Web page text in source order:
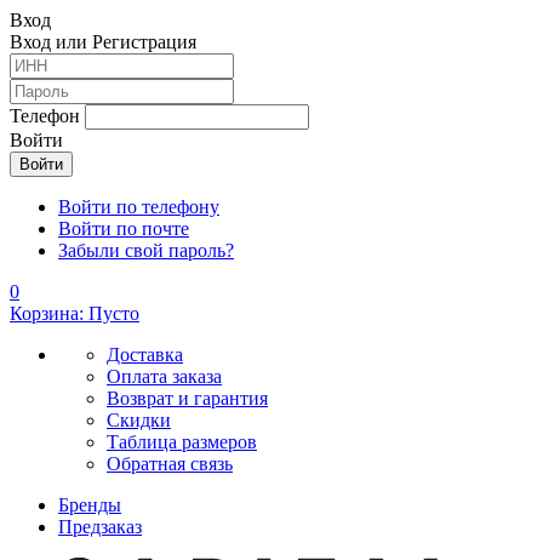
Вход
Вход или Регистрация
Телефон
Войти
Войти по телефону
Войти по почте
Забыли свой пароль?
0
Корзина: Пусто
Доставка
Оплата заказа
Возврат и гарантия
Скидки
Таблица размеров
Обратная связь
Бренды
Предзаказ